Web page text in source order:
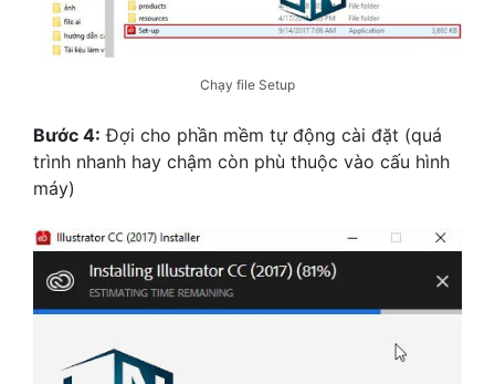
Chạy file Setup
Bước 4: Đợi cho phần mềm tự động cài đặt (quá
trình nhanh hay chậm còn phù thuộc vào cấu hình
máy)